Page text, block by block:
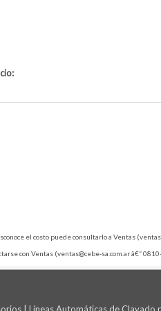
el costo puede consultarlo a Ventas
con Ventas (ventas@cebe-sa.com.ar â€“